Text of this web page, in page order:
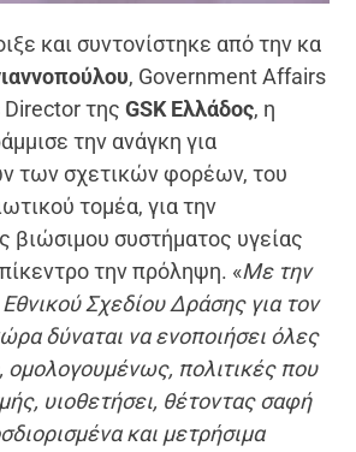
και συντονίστηκε από την κα
, Government Affairs
Director τηςGSKΕλλάδος, η
την ανάγκη για
των σχετικών φορέων, του
τομέα, για την
βιώσιμου συστήματος υγείας
την πρόληψη. «Με την
Σχεδίου Δράσης για τον
δύναται να ενοποιήσει όλες
ομολογουμένως, πολιτικές που
υιοθετήσει, θέτοντας σαφή
και μετρήσιμα